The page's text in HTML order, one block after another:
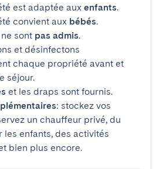
est adaptée aux enfants.
convient aux bébés.
sont pas admis.
et désinfectons
chaque propriété avant et
séjour.
et les draps sont fournis.
: stockez vos
un chauffeur privé, du
les enfants, des activités
bien plus encore.